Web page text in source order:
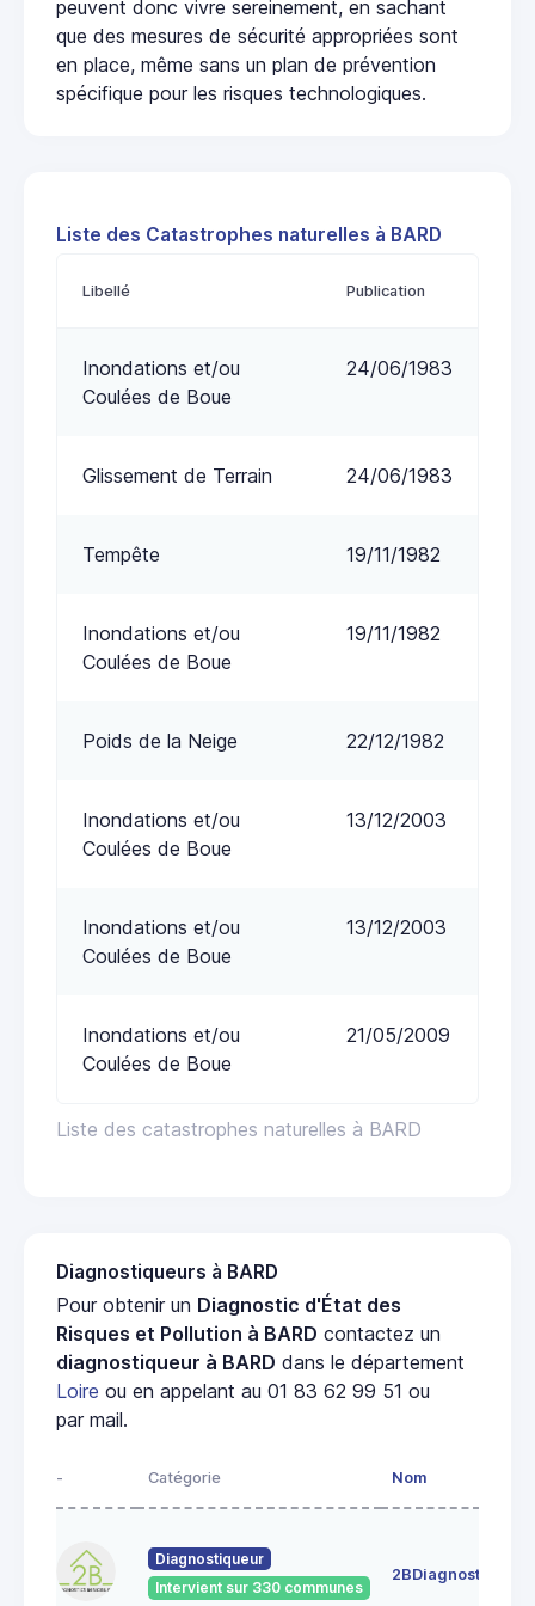
peuvent donc vivre sereinement, en sachant
que des mesures de sécurité appropriées sont
en place, même sans un plan de prévention
spécifique pour les risques technologiques.
Liste des Catastrophes naturelles à BARD
Liste des catastrophes naturelles à BARD
Libellé Publication
Inondations et/ou
Coulées de Boue
24/06/1983
Glissement de Terrain 24/06/1983
Tempête 19/11/1982
Inondations et/ou
Coulées de Boue
19/11/1982
Poids de la Neige 22/12/1982
Inondations et/ou
Coulées de Boue
13/12/2003
Inondations et/ou
Coulées de Boue
13/12/2003
Inondations et/ou
Coulées de Boue
21/05/2009
Diagnostiqueurs à BARD
Pour obtenir un Diagnostic d'État des
Risques et Pollution à BARD contactez un
diagnostiqueur à BARD dans le département
Loire ou en appelant au 01 83 62 99 51 ou
par mail.
- Catégorie Nom
Diagnostiqueur
Intervient sur 330 communes
2BDiagnostics